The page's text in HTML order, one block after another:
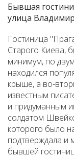
Бывшая
улица
Гостиница
Старого Киева,
минимум, по
находился
крыше, а во-
известным
и придуманным
солдатом
которого было
подтверждала и
бывшей